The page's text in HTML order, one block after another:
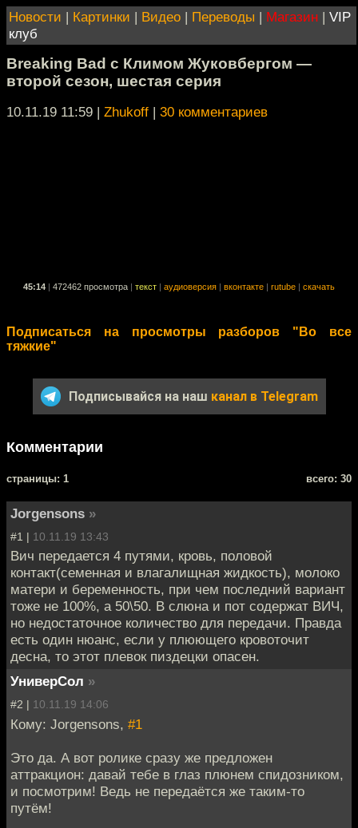
Новости | Картинки | Видео | Переводы | Магазин | VIP
клуб
Breaking Bad с Климом Жуковбергом —
второй сезон, шестая серия
10.11.19 11:59 | Zhukoff | 30 комментариев
45:14 472462 просмотра текст аудиоверсия вконтакте rutube скачать
Подписаться на просмотры разборов "Во все
тяжкие"
Подписывайся на наш канал в Telegram
Комментарии
cтраницы: 1 всего: 30
Jorgensons »
#1 | 10.11.19 13:43
Вич передается 4 путями, кровь, половой
контакт(семенная и влагалищная жидкость), молоко
матери и беременность, при чем последний вариант
тоже не 100%, а 50\50. В слюна и пот содержат ВИЧ,
но недостаточное количество для передачи. Правда
есть один нюанс, если у плюющего кровоточит
десна, то этот плевок пиздецки опасен.
УниверСол »
#2 | 10.11.19 14:06
Кому: Jorgensons, #1
Это да. А вот ролике сразу же предложен
аттракцион: давай тебе в глаз плюнем спидозником,
и посмотрим! Ведь не передаётся же таким-то
путём!